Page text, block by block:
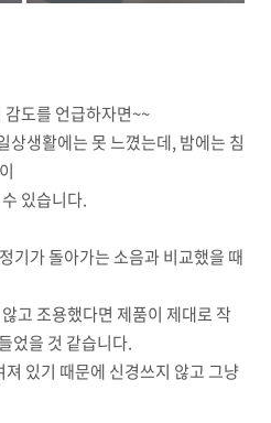
도를 언급하자면~~
상생활에는 못 느꼈는데, 밤에는 침
있습니다.
기가 돌아가는 소음과 비교했을 때
고 조용했다면 제품이 제대로 작
었을 것 같습니다.
있기 때문에 신경쓰지 않고 그냥